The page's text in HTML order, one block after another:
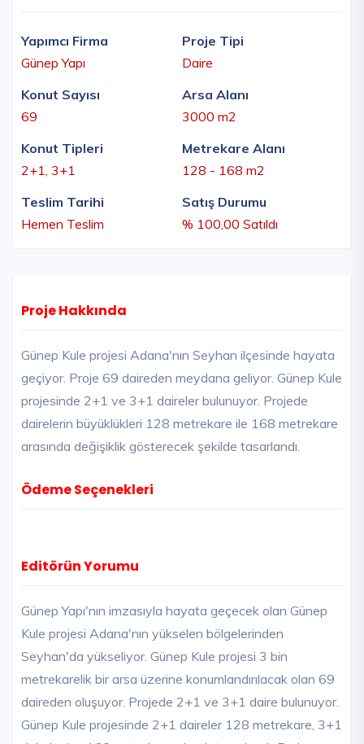
Yapımcı Firma
Günep Yapı
Proje Tipi
Daire
Konut Sayısı
69
Arsa Alanı
3000 m2
Konut Tipleri
2+1, 3+1
Metrekare Alanı
128 - 168 m2
Teslim Tarihi
Hemen Teslim
Satış Durumu
% 100,00 Satıldı
Proje Hakkında
Günep Kule projesi Adana'nın Seyhan ilçesinde hayata
geçiyor. Proje 69 daireden meydana geliyor. Günep Kule
projesinde 2+1 ve 3+1 daireler bulunuyor. Projede
dairelerin büyüklükleri 128 metrekare ile 168 metrekare
arasında değişiklik gösterecek şekilde tasarlandı.
Ödeme Seçenekleri
Editörün Yorumu
Günep Yapı'nın imzasıyla hayata geçecek olan Günep
Kule projesi Adana'nın yükselen bölgelerinden
Seyhan'da yükseliyor. Günep Kule projesi 3 bin
metrekarelik bir arsa üzerine konumlandırılacak olan 69
daireden oluşuyor. Projede 2+1 ve 3+1 daire bulunuyor.
Günep Kule projesinde 2+1 daireler 128 metrekare, 3+1